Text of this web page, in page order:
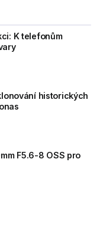
K telefonům
historických
F5.6-8 OSS pro